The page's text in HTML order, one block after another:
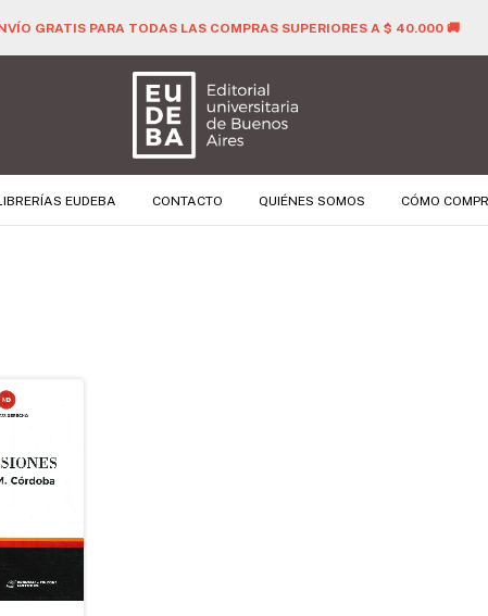
GRATIS PARA TODAS LAS COMPRAS SUPERIORES A $ 40.000 🚚
EUDEBA CONTACTO QUIÉNES SOMOS CÓMO